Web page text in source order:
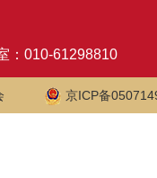
：010-61298810
京ICP备